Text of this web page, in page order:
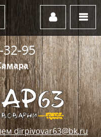
dirpivovar63@bk.ru
32-95